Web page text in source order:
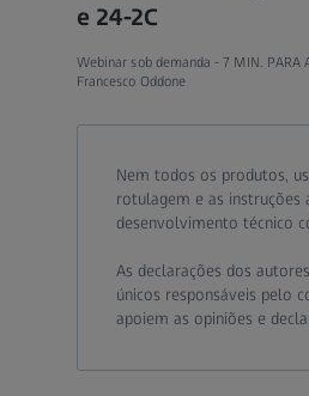
e 24-2C
Webinar sob demanda -7 MIN. PARA
Francesco Oddone
Call contact at
Call contact on mobile at
Send contact a mail to
Nem todos os produtos,
rotulagem e as instruções
desenvolvimento técnico
As declarações dos
únicos responsáveis pelo
apoiem as opiniões e